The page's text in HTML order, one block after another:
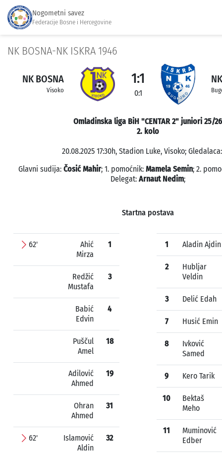
Nogometni savez
Federacije Bosne i Hercegovine
NK BOSNA-NK ISKRA 1946
NK BOSNA
Visoko
1:1
0:1
Omladinska liga BiH "CENTAR 2" juniori 25/26
2. kolo
20.08.2025 17:30h, Stadion Luke, Visoko;
Glavni sudija: Čosić Mahir; 1. pomoćnik: Mamela Semin; 2.
Delegat: Arnaut Nedim;
Startna postava
62'
Ahić
Mirza
1
Redžić
Mustafa
3
Babić
Edvin
4
Puščul
Amel
18
Adilović
Ahmed
19
Ohran
Ahmed
31
62'
Islamović
Aldin
32
1 Aladin Ajdin
2
Hubljar
Veldin
3 Delić Edah
7 Husić Emin
8
Ivković
Samed
9 Kero Tarik
10
Bektaš
Meho
11
Muminović
Edber